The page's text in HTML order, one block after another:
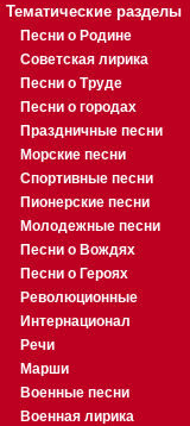
Тематические разделы
Песни о Родине
Советская лирика
Песни о Труде
Песни о городах
Праздничные песни
Морские песни
Спортивные песни
Пионерские песни
Молодежные песни
Песни о Вождях
Песни о Героях
Революционные
Интернационал
Речи
Марши
Военные песни
Военная лирика